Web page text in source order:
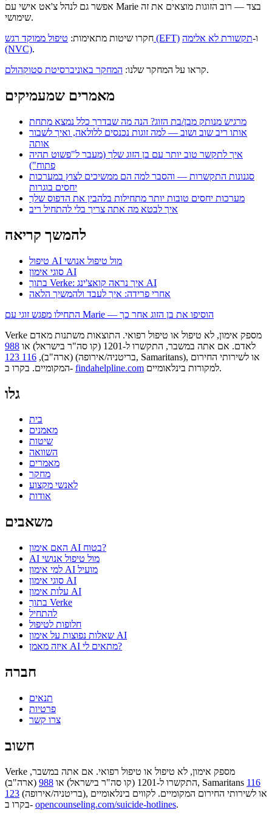
אפשר גם לנהל צ'אט אישי עם Marie בצד — רוב הזוגות מוצאים את זה
שימושי.
חקרו שיטות מתאימות: טיפול ממוקד רגש (EFT) ו-תקשורת לא אלימה
(NVC).
קראו על המחקר שלנו: המחקר באוניברסיטת סטוקהולם .
מאמרים שמעמיקים
מרגיש מנותק מבן/בת הזוג? הנה מה שבדרך כלל נמצא מתחת
אותו ריב שוב ושוב — למה זוגות נכנסים ללולאה, ואיך לשבור
אותה
איך לתקשר טוב יותר עם בן הזוג שלך (מעבר ל"פשוט תהיה
פתוח")
סגנונות התקשרות — והסבר למה הם ממשיכים לצוץ במערכות
יחסים בוגרות
מערכות יחסים טובות יותר מתחילות בלהבין את הדפוס שלך
איך לבטא מה אתה צריך בלי להתחיל ריב
להמשך קריאה
טיפול AI מול טיפול אנושי
סוגי אימון AI
בתוך Verke: איך נראה קואצ'ינג AI
אחרי פרידה: איך לעבד ולהמשיך הלאה
התחילו מפגש זוגי עם Marie — הוסיפו את בן הזוג אחר כך
Verke מספק אימון, לא טיפול או טיפול רפואי. התוצאות משתנות מאדם
לאדם. אם אתה במשבר, התקשרו ל-1201 (קו סה"ר בישראל) או
988
(ארה"ב), 116 123 (בריטניה/אירופה, Samaritans), או לשירותי החירום
המקומיים. בקרו ב- findahelpline.com למקורות בינלאומיים.
גלו
בית
מאמנים
שיטות
השוואה
מאמרים
מחקר
לאנשי מקצוע
אודות
משאבים
האם אימון AI בטוח?
AI מול טיפול אנושי
למי אימון AI מועיל
סוגי אימון AI
עלות אימון AI
בתוך Verke
להתחיל
חלופות לטיפול
שאלות נפוצות על אימון AI
איזה מאמן AI מתאים לי?
חברה
תנאים
פרטיות
צרו קשר
חשוב
Verke מספק אימון, לא טיפול או טיפול רפואי. אם אתה במשבר,
התקשרו ל-1201 (קו סה"ר בישראל) או
988 (ארה"ב), Samaritans 116
123 (בריטניה/אירופה), או לשירותי החירום המקומיים. לקווים בינלאומיים
בקרו ב- opencounseling.com/suicide-hotlines.